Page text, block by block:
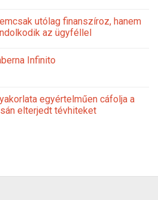
utólag finanszíroz, hanem
az ügyféllel
Infinito
egyértelműen cáfolja a
elterjedt tévhiteket